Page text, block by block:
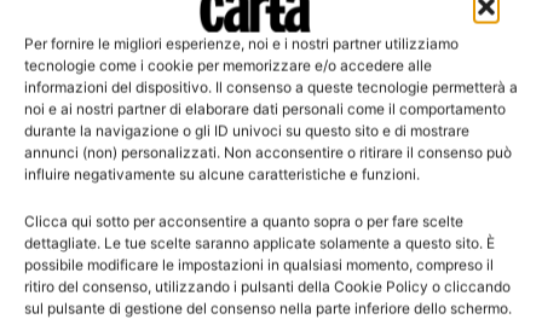
Per fornire le migliori esperienze, noi e i nostri partner utilizziamo
tecnologie come i cookie per memorizzare e/o accedere alle
informazioni del dispositivo. Il consenso a queste tecnologie permetterà a
noi e ai nostri partner di elaborare dati personali come il comportamento
durante la navigazione o gli ID univoci su questo sito e di mostrare
annunci (non) personalizzati. Non acconsentire o ritirare il consenso può
influire negativamente su alcune caratteristiche e funzioni.
Clicca qui sotto per acconsentire a quanto sopra o per fare scelte
dettagliate. Le tue scelte saranno applicate solamente a questo sito. È
possibile modificare le impostazioni in qualsiasi momento, compreso il
ritiro del consenso, utilizzando i pulsanti della Cookie Policy o cliccando
sul pulsante di gestione del consenso nella parte inferiore dello schermo.
sicurezza», «converting» (cartotecnica, autoadesivi). In
tali settori, grazie anche alla capacità di generazione di
cash flow e alla posizione finanziaria netta in costante
miglioramento, il Gruppo sta valutando operazioni di
acquisizione o partnership strategiche, in linea con le
strategie di crescita e di sviluppo.
Unicredit e Bnp Paribas cureranno l’Ipo (offerta pubblica
iniziale) del gruppo cartario Fedrigoni a Piazza Affari,
messa in calendario per l’autunno. La selezione dei due